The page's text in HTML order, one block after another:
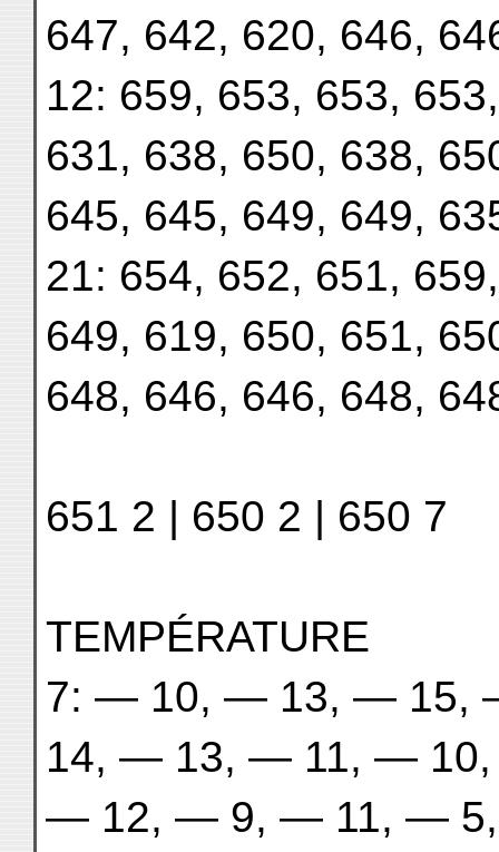
647, 642, 620, 646,
12: 659, 653, 653,
631, 638, 650, 638,
645, 645, 649, 649,
21: 654, 652, 651,
649, 619, 650, 651,
648, 646, 646, 648,
651 2 | 650 2 | 650 7
TEMPÉRATURE
7: — 10, — 13, —
14, — 13, — 11, —
— 12, — 9, — 11, —